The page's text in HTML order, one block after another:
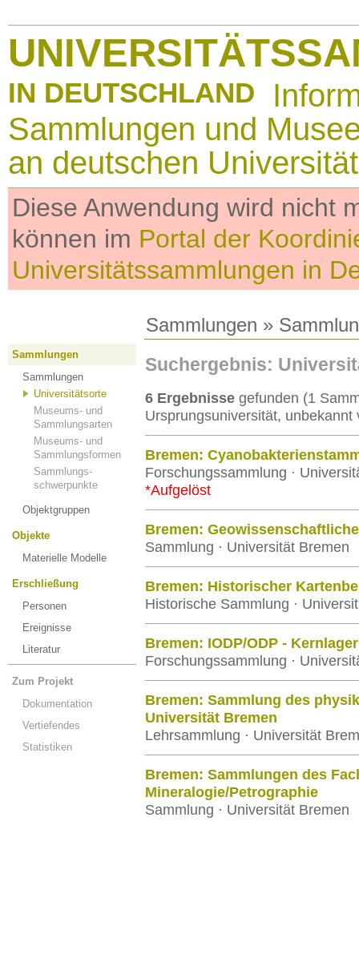
IN DEUTSCHLAND
Sammlungen und
an deutschen
Diese Anwendung wird nicht
können im Portal der
Universitätssammlungen in
Sammlungen »
Sammlungen
Sammlungen
Universitätsorte
Museums- und
Sammlungsarten
Museums- und
Sammlungsformen
Sammlungs-
schwerpunkte
Objektgruppen
Objekte
Materielle Modelle
Erschließung
Personen
Ereignisse
Literatur
Zum Projekt
Dokumentation
Vertiefendes
Statistiken
Suchergebnis:
6 Ergebnisse gefunden (1
Ursprungsuniversität,
Bremen:
Forschungssammlung ·
*Aufgelöst
Bremen:
Sammlung · Universität Bremen
Bremen: Historischer
Historische Sammlung ·
Bremen: IODP/ODP -
Forschungssammlung ·
Bremen: Sammlung des
Universität Bremen
Lehrsammlung · Universität
Bremen: Sammlungen des
Mineralogie/Petrographie
Sammlung · Universität Bremen